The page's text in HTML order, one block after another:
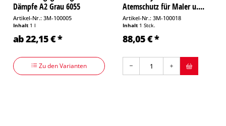
Dämpfe A2 Grau 6055
Artikel-Nr.: 3M-100005
Inhalt 1 l
ab 22,15 € *
Zu den Varianten
Atemschutz für Maler u....
Artikel-Nr.: 3M-100018
Inhalt 1 Stck.
88,05 € *